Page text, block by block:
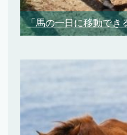
「馬の一日に移動でき